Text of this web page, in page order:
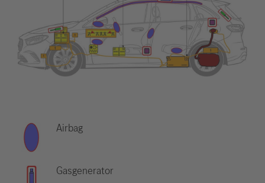
Airbag
Gasgenerator